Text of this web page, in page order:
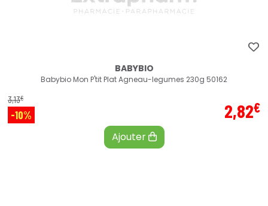
BABYBIO
Babybio Mon P'tit Plat Agneau-legumes 230g 50162
3,13€
-10% 2,82€
Ajouter